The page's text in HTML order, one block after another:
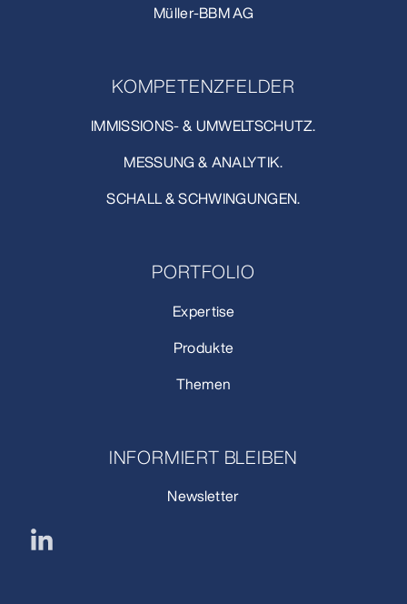
Müller-BBM AG
KOMPETENZFELDER
IMMISSIONS- & UMWELTSCHUTZ.
MESSUNG & ANALYTIK.
SCHALL & SCHWINGUNGEN.
PORTFOLIO
Expertise
Produkte
Themen
INFORMIERT BLEIBEN
Newsletter